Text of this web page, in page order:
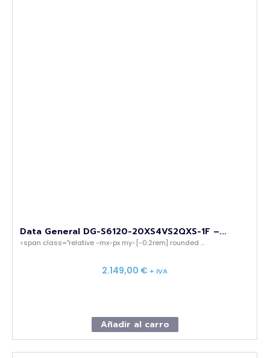
Data General DG-S6120-20XS4VS2QXS-1F –...
<span class="relative -mx-px my-[-0.2rem] rounded ...
2.149,00 € + IVA
Añadir al carro